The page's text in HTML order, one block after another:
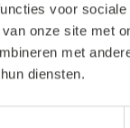
voor
onze site met
met
diensten.